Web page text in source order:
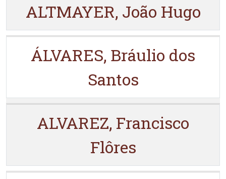
ALTMAYER, João Hugo
ÁLVARES, Bráulio dos
Santos
ALVAREZ, Francisco
Flôres